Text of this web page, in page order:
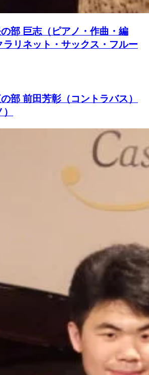
部 巨志（ピアノ・作曲・編
ラリネット・サックス・フルー
部 前田芳彰（コントラバス）